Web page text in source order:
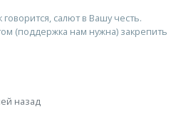
салют в Вашу честь.
(поддержка нам нужна) закрепить
назад